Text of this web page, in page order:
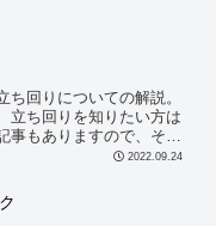
回りについての解説。
立ち回りを知りたい方は
もありますので、そち
2022.09.24